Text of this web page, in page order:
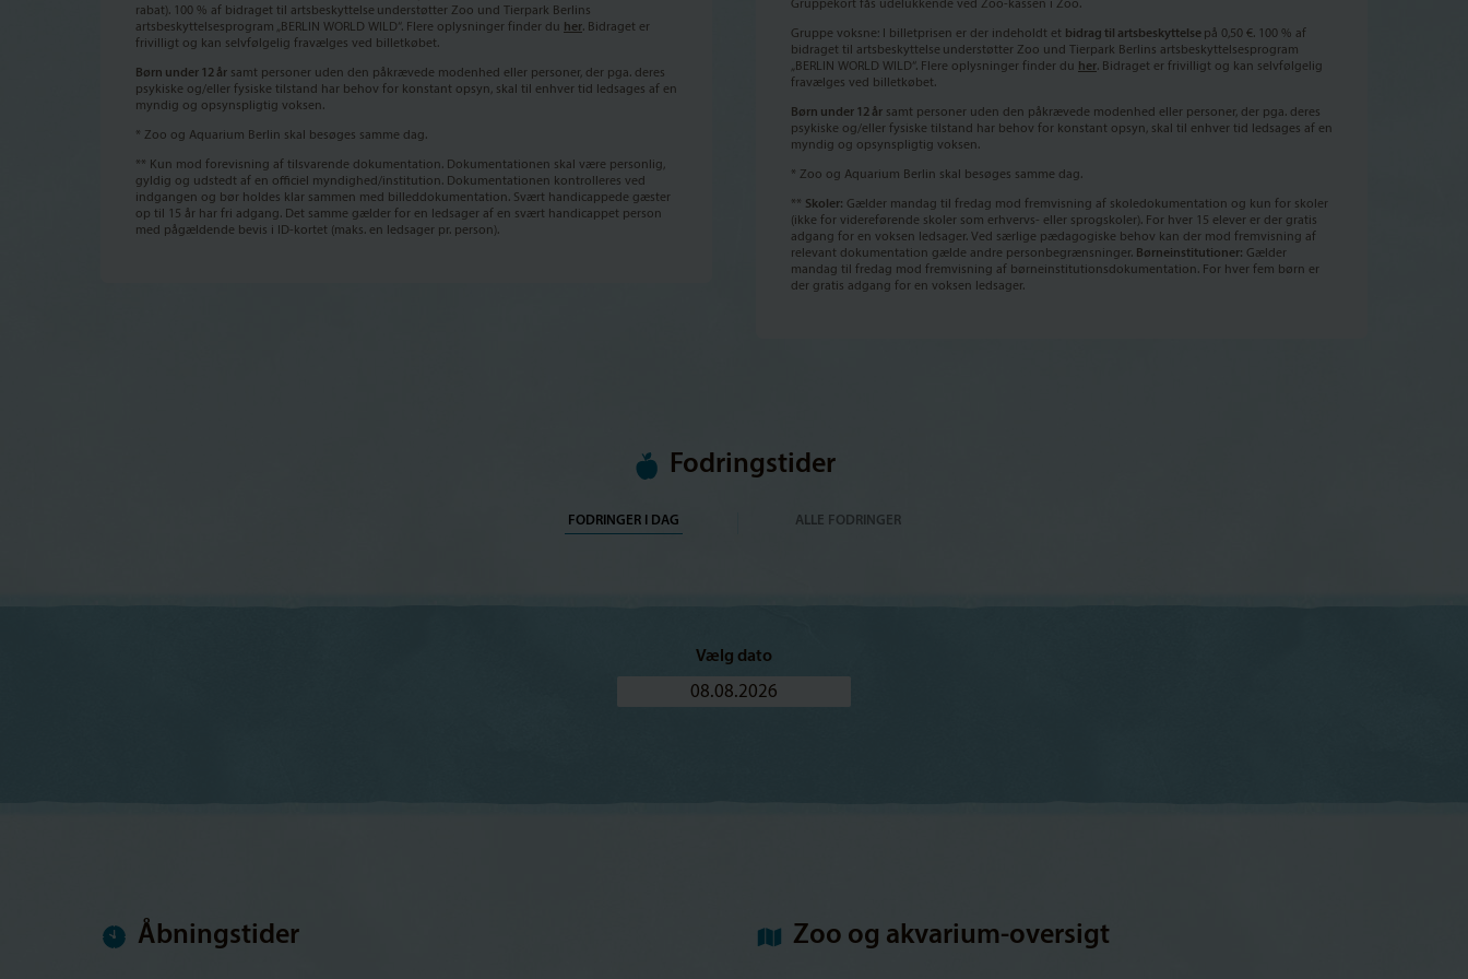
rabat). 100 % af bidraget til artsbeskyttelse understøtter Zoo und Tierpark Berlins
artsbeskyttelsesprogram „BERLIN WORLD WILD“. Flere oplysninger finder du her. Bidraget er
frivilligt og kan selvfølgelig fravælges ved billetkøbet.
Børn under 12 år samt personer uden den påkrævede modenhed eller personer, der pga. deres
psykiske og/eller fysiske tilstand har behov for konstant opsyn, skal til enhver tid ledsages af en
myndig og opsynspligtig voksen.
* Zoo og Aquarium Berlin skal besøges samme dag.
** Kun mod forevisning af tilsvarende dokumentation. Dokumentationen skal være personlig,
gyldig og udstedt af en officiel myndighed/institution. Dokumentationen kontrolleres ved
indgangen og bør holdes klar sammen med billeddokumentation. Svært handicappede gæster
op til 15 år har fri adgang. Det samme gælder for en ledsager af en svært handicappet person
med pågældende bevis i ID-kortet (maks. en ledsager pr. person).
Gruppekort fås udelukkende ved Zoo-kassen i Zoo.
Gruppe voksne: I billetprisen er der indeholdt et bidrag til artsbeskyttelse på 0,50 €. 100 % af
bidraget til artsbeskyttelse understøtter Zoo und Tierpark Berlins artsbeskyttelsesprogram
„BERLIN WORLD WILD“. Flere oplysninger finder du her. Bidraget er frivilligt og kan selvfølgelig
fravælges ved billetkøbet.
Børn under 12 år samt personer uden den påkrævede modenhed eller personer, der pga. deres
psykiske og/eller fysiske tilstand har behov for konstant opsyn, skal til enhver tid ledsages af en
myndig og opsynspligtig voksen.
* Zoo og Aquarium Berlin skal besøges samme dag.
** Skoler: Gælder mandag til fredag mod fremvisning af skoledokumentation og kun for skoler
(ikke for videreførende skoler som erhvervs- eller sprogskoler). For hver 15 elever er der gratis
adgang for en voksen ledsager. Ved særlige pædagogiske behov kan der mod fremvisning af
relevant dokumentation gælde andre personbegrænsninger. Børneinstitutioner: Gælder
mandag til fredag mod fremvisning af børneinstitutionsdokumentation. For hver fem børn er
der gratis adgang for en voksen ledsager.
Fodringstider
FODRINGER I DAG ALLE FODRINGER
Vælg dato
Åbningstider Zoo og akvarium-oversigt